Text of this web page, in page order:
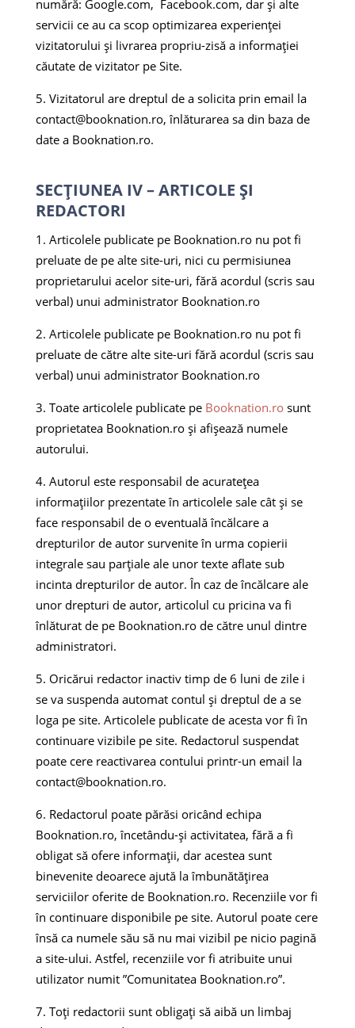
numără: Google.com, Facebook.com, dar și alte
servicii ce au ca scop optimizarea experienței
vizitatorului și livrarea propriu-zisă a informației
căutate de vizitator pe Site.
Vizitatorul are dreptul de a solicita prin email la
contact@booknation.ro, înlăturarea sa din baza de
date a Booknation.ro.
SECȚIUNEA IV – ARTICOLE ȘI
REDACTORI
Articolele publicate pe Booknation.ro nu pot fi
preluate de pe alte site-uri, nici cu permisiunea
proprietarului acelor site-uri, fără acordul (scris sau
verbal) unui administrator Booknation.ro
Articolele publicate pe Booknation.ro nu pot fi
preluate de către alte site-uri fără acordul (scris sau
verbal) unui administrator Booknation.ro
Toate articolele publicate pe Booknation.rosunt
proprietatea Booknation.ro și afișează numele
autorului.
Autorul este responsabil de acuratețea
informațiilor prezentate în articolele sale cât și se
face responsabil de o eventuală încălcare a
drepturilor de autor survenite în urma copierii
integrale sau parțiale ale unor texte aflate sub
incinta drepturilor de autor. În caz de încălcare ale
unor drepturi de autor, articolul cu pricina va fi
înlăturat de pe Booknation.ro de către unul dintre
administratori.
Oricărui redactor inactiv timp de 6 luni de zile i
se va suspenda automat contul și dreptul de a se
loga pe site. Articolele publicate de acesta vor fi în
continuare vizibile pe site. Redactorul suspendat
poate cere reactivarea contului printr-un email la
contact@booknation.ro.
Redactorul poate părăsi oricând echipa
Booknation.ro, încetându-și activitatea, fără a fi
obligat să ofere informații, dar acestea sunt
binevenite deoarece ajută la îmbunătățirea
serviciilor oferite de Booknation.ro. Recenziile vor fi
în continuare disponibile pe site. Autorul poate cere
însă ca numele său să nu mai vizibil pe nicio pagină
a site-ului. Astfel, recenziile vor fi atribuite unui
utilizator numit ”Comunitatea Booknation.ro”.
Toți redactorii sunt obligați să aibă un limbaj